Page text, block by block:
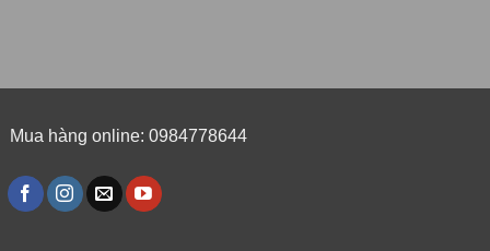
Mua hàng online: 0984778644